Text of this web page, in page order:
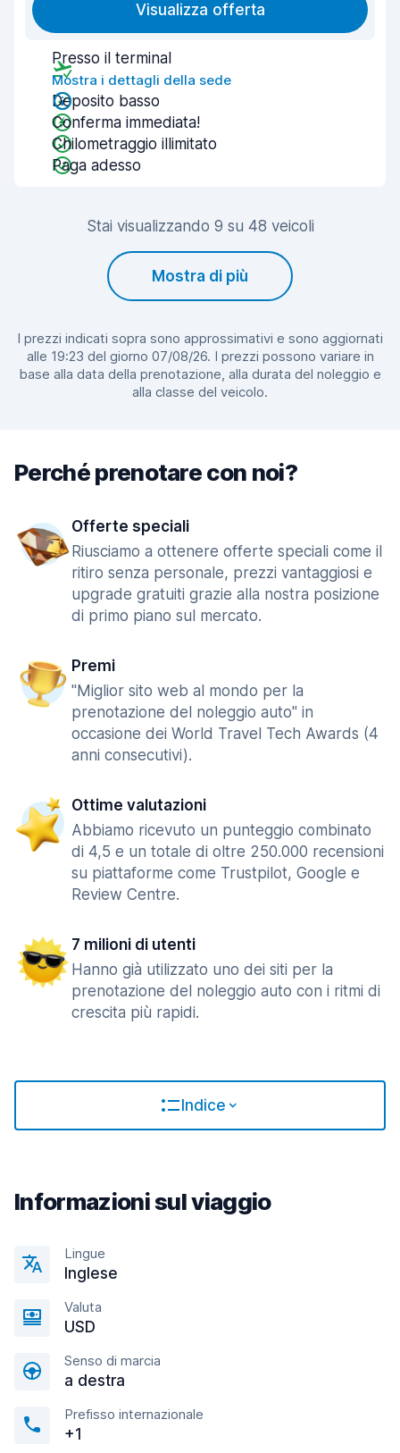
Visualizza offerta
Presso il terminal
Mostra i dettagli della sede
Deposito basso
Conferma immediata!
Chilometraggio illimitato
Paga adesso
Stai visualizzando 9 su 48 veicoli
Mostra di più
I prezzi indicati sopra sono approssimativi e sono aggiornati
alle 19:23 del giorno 07/08/26. I prezzi possono variare in
base alla data della prenotazione, alla durata del noleggio e
alla classe del veicolo.
Perché prenotare con noi?
Offerte speciali
Riusciamo a ottenere offerte speciali come il
ritiro senza personale, prezzi vantaggiosi e
upgrade gratuiti grazie alla nostra posizione
di primo piano sul mercato.
Premi
"Miglior sito web al mondo per la
prenotazione del noleggio auto" in
occasione dei World Travel Tech Awards (4
anni consecutivi).
Ottime valutazioni
Abbiamo ricevuto un punteggio combinato
di 4,5 e un totale di oltre 250.000 recensioni
su piattaforme come Trustpilot, Google e
Review Centre.
7 milioni di utenti
Hanno già utilizzato uno dei siti per la
prenotazione del noleggio auto con i ritmi di
crescita più rapidi.
Indice
Informazioni sul viaggio
Lingue
Inglese
Valuta
USD
Senso di marcia
a destra
Prefisso internazionale
+1